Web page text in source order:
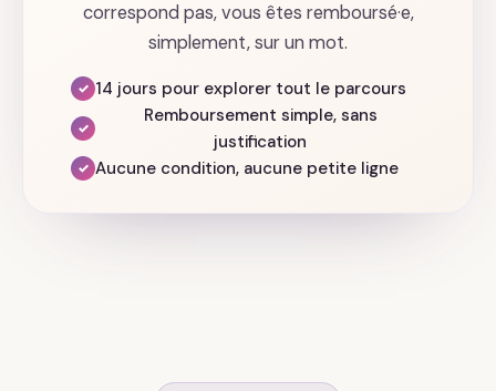
correspond pas, vous êtes remboursé·e,
simplement, sur un mot.
✓ 14 jours pour explorer tout le parcours
✓
Remboursement simple, sans
justification
✓ Aucune condition, aucune petite ligne